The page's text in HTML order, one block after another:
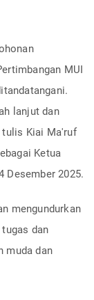
MUI
lanjut dan
tulis Kiai Ma'ruf
Ketua
Desember 2025.
mengundurkan
dan
muda dan